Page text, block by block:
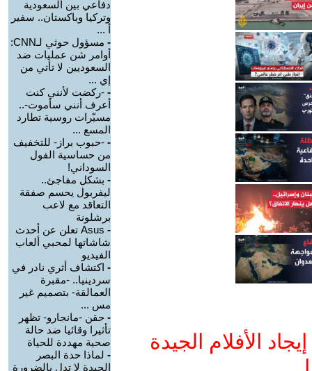
الأفلام الجيدة
دفاعي بين السعودية
وتركيا وباكستان.. سفير
أ ...
-
مسؤول حوثي لـCNN:
أوامر شن عمليات ضد
السعوديين لا تأتي من
إي ...
- -ركضت لأنني كنت
أعرف أنني سأموت-..
مسيّرات روسية تطارد
المسع ...
- -حبوب براز- للتخفيف
من حساسية الفول
السوداني!
- بشكل مفاجئ..
ليفربول يحسم صفقة
التعاقد مع لاعب
برشلونة
-
Asus تعلن عن أحدث
شاشاتها لمحبي ألعاب
الفيديو
- اكتشاف أثري نادر في
سردينيا.. -مقبرة
العمالقة- بتصميم غير
مس ...
- حقن -مانجارو- تظهر
تأثيرا وقائيا ضد حالة
صحية مهددة للحياة
- لماذا حدة البصر
الجيدة لا تدل بالضرورة